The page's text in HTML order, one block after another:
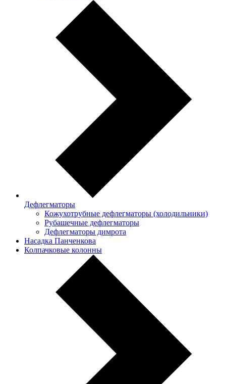
Дефлегматоры
Кожухотрубные дефлегматоры (холодильники)
Рубашечные дефлегматоры
Дефлегматоры димрота
Насадка Панченкова
Колпачковые колонны